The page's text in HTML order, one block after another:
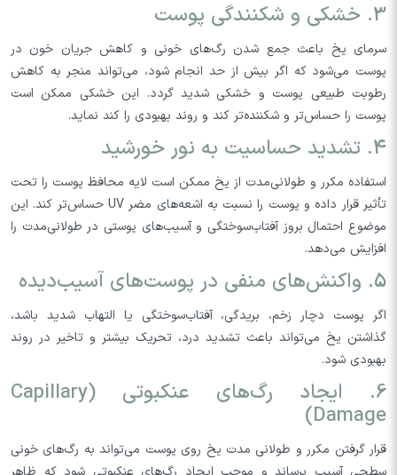
3. خشکی و شکنندگی پوست
سرمای یخ باعث جمع شدن رگ‌های خونی و کاهش جریان خون در
پوست می‌شود که اگر بیش از حد انجام شود، می‌تواند منجر به کاهش
رطوبت طبیعی پوست و خشکی شدید گردد. این خشکی ممکن است
پوست را حساس‌تر و شکننده‌تر کند و روند بهبودی را کند نماید.
4. تشدید حساسیت به نور خورشید
استفاده مکرر و طولانی‌مدت از یخ ممکن است لایه محافظ پوست را تحت
تأثیر قرار داده و پوست را نسبت به اشعه‌های مضر UV حساس‌تر کند. این
موضوع احتمال بروز آفتاب‌سوختگی و آسیب‌های پوستی در طولانی‌مدت را
افزایش می‌دهد.
5. واکنش‌های منفی در پوست‌های آسیب‌دیده
اگر پوست دچار زخم، بریدگی، آفتاب‌سوختگی یا التهاب شدید باشد،
گذاشتن یخ می‌تواند باعث تشدید درد، تحریک بیشتر و تاخیر در روند
بهبودی شود.
6. ایجاد رگ‌های عنکبوتی (Capillary
Damage)
قرار گرفتن مکرر و طولانی مدت یخ روی پوست می‌تواند به رگ‌های خونی